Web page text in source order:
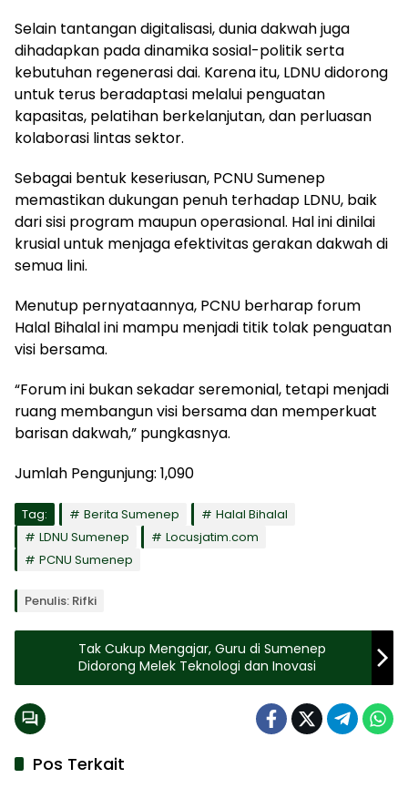
Selain tantangan digitalisasi, dunia dakwah juga
dihadapkan pada dinamika sosial-politik serta
kebutuhan regenerasi dai. Karena itu, LDNU didorong
untuk terus beradaptasi melalui penguatan
kapasitas, pelatihan berkelanjutan, dan perluasan
kolaborasi lintas sektor.
Sebagai bentuk keseriusan, PCNU Sumenep
memastikan dukungan penuh terhadap LDNU, baik
dari sisi program maupun operasional. Hal ini dinilai
krusial untuk menjaga efektivitas gerakan dakwah di
semua lini.
Menutup pernyataannya, PCNU berharap forum
Halal Bihalal ini mampu menjadi titik tolak penguatan
visi bersama.
“Forum ini bukan sekadar seremonial, tetapi menjadi
ruang membangun visi bersama dan memperkuat
barisan dakwah,” pungkasnya.
Jumlah Pengunjung: 1,090
Tag: Berita Sumenep
Halal Bihalal
LDNU Sumenep
Locusjatim.com
PCNU Sumenep
Penulis: Rifki
Tak Cukup Mengajar, Guru di Sumenep
Didorong Melek Teknologi dan Inovasi
Pos Terkait